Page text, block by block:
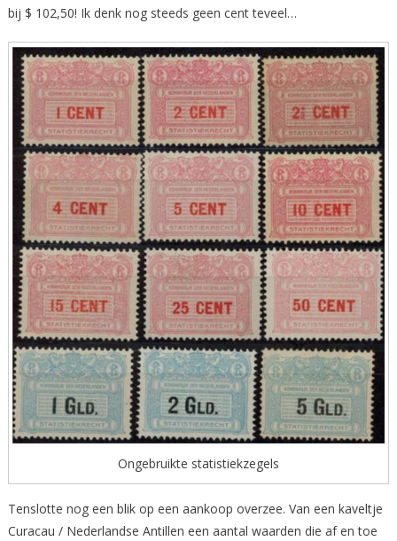
bij $ 102,50! Ik denk nog steeds geen cent teveel…
Ongebruikte statistiekzegels
Tenslotte nog een blik op een aankoop overzee. Van een kaveltje
Curacau / Nederlandse Antillen een aantal waarden die af en toe